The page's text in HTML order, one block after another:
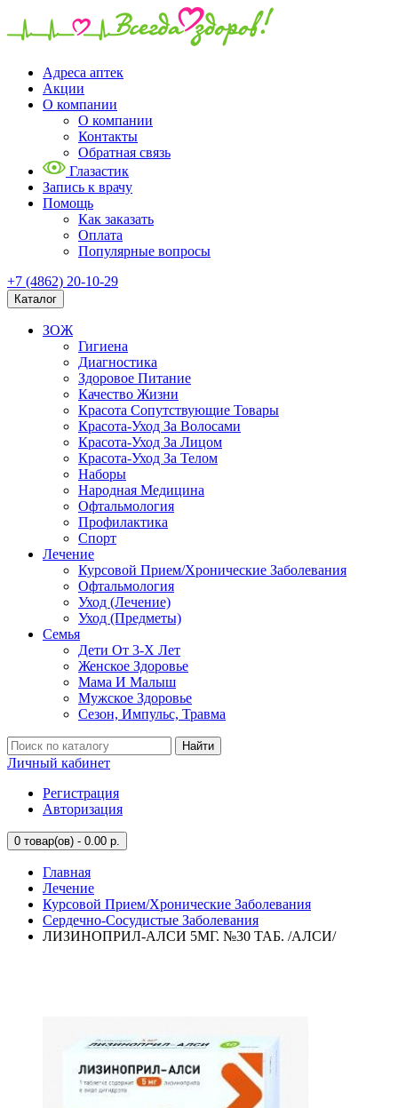
Адреса аптек
Акции
О компании
О компании
Контакты
Обратная связь
Глазастик
Запись к врачу
Помощь
Как заказать
Оплата
Популярные вопросы
+7 (4862) 20-10-29
Каталог
ЗОЖ
Гигиена
Диагностика
Здоровое Питание
Качество Жизни
Красота Сопутствующие Товары
Красота-Уход За Волосами
Красота-Уход За Лицом
Красота-Уход За Телом
Наборы
Народная Медицина
Офтальмология
Профилактика
Спорт
Лечение
Курсовой Прием/Хронические Заболевания
Офтальмология
Уход (Лечение)
Уход (Предметы)
Семья
Дети От 3-Х Лет
Женское Здоровье
Мама И Малыш
Мужское Здоровье
Сезон, Импульс, Травма
Найти
Личный кабинет
Регистрация
Авторизация
0 товар(ов) - 0.00 р.
Главная
Лечение
Курсовой Прием/Хронические Заболевания
Сердечно-Сосудистые Заболевания
ЛИЗИНОПРИЛ-АЛСИ 5МГ. №30 ТАБ. /АЛСИ/